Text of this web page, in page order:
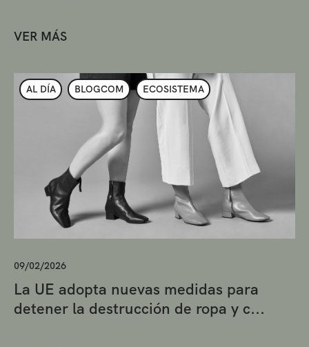
VER MÁS
AL DÍA BLOGCOM ECOSISTEMA
09/02/2026
La UE adopta nuevas medidas para
detener la destrucción de ropa y c...